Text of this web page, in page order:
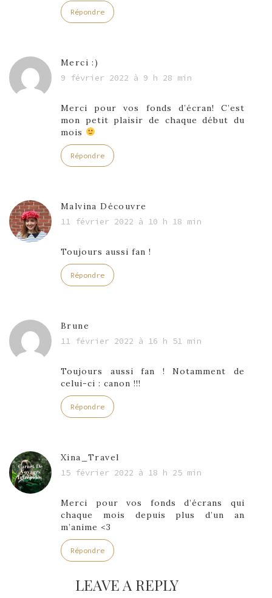
Répondre
Merci :)
9 février 2022 à 9 h 28 min
Merci pour vos fonds d’écran! C’est
mon petit plaisir de chaque début du
mois
Répondre
Malvina Découvre
11 février 2022 à 10 h 18 min
Toujours aussi fan !
Répondre
Brune
11 février 2022 à 16 h 51 min
Toujours aussi fan ! Notamment de
celui-ci : canon !!!
Répondre
Xina_Travel
15 février 2022 à 18 h 25 min
Merci pour vos fonds d’écrans qui
chaque mois depuis plus d’un an
m’anime <3
Répondre
LEAVE A REPLY